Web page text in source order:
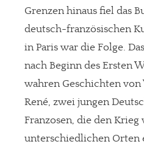
Grenzen hinaus fiel das
deutsch-französischen
in Paris war die Folge.
nach Beginn des Ersten
wahren Geschichten
René, zwei jungen
Franzosen, die den Krieg
unterschiedlichen Orten